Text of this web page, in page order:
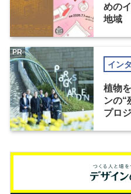
めの
地域
イン
植物
ンの“
プロ
PR